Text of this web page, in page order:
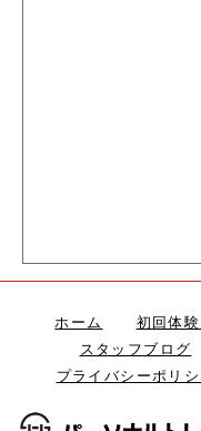
ホーム 初回体
スタッフブログ
プライバシーポリ